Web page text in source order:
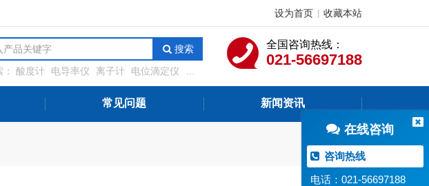
设为首页 收藏本站
搜索
酸度计 电导率仪 离子计 电位滴定仪
全国咨询热线：
021-56697188
常见问题 新闻资讯
在线咨询
咨询热线
电话：021-56697188